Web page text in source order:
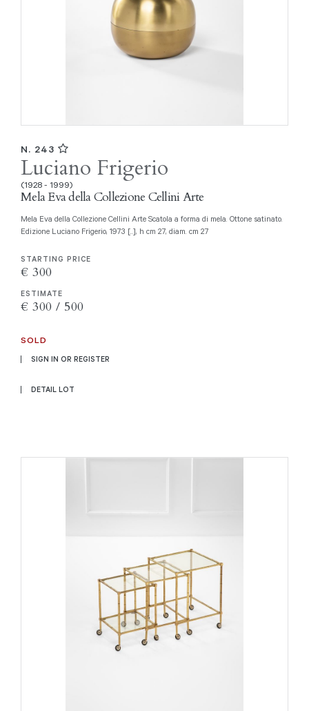
N. 243
Luciano Frigerio
(1928 - 1999)
Mela Eva della Collezione Cellini Arte
Mela Eva della Collezione Cellini Arte Scatola a forma di mela. Ottone satinato.
Edizione Luciano Frigerio, 1973 [..], h cm 27, diam. cm 27
STARTING PRICE
€ 300
ESTIMATE
€ 300 / 500
SOLD
SIGN IN OR REGISTER
DETAIL LOT